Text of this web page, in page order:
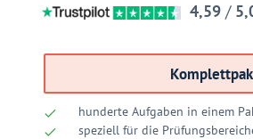
4,59/
hunderte Aufgaben in einem
speziell für die